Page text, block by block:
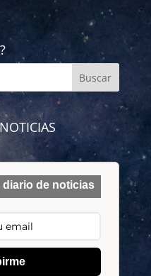
de noticias